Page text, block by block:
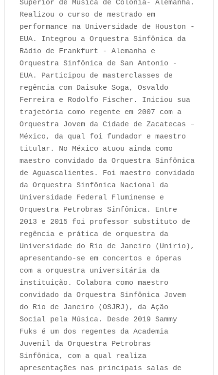
Superior de Música de Colônia- Alemanha.
Realizou o curso de mestrado em
performance na Universidade de Houston -
EUA. Integrou a Orquestra Sinfônica da
Rádio de Frankfurt - Alemanha e
Orquestra Sinfônica de San Antonio -
EUA. Participou de masterclasses de
regência com Daisuke Soga, Osvaldo
Ferreira e Rodolfo Fischer. Iniciou sua
trajetória como regente em 2007 com a
Orquestra Jovem da Cidade de Zacatecas –
México, da qual foi fundador e maestro
titular. No México atuou ainda como
maestro convidado da Orquestra Sinfônica
de Aguascalientes. Foi maestro convidado
da Orquestra Sinfônica Nacional da
Universidade Federal Fluminense e
Orquestra Petrobras Sinfônica. Entre
2013 e 2015 foi professor substituto de
regência e prática de orquestra da
Universidade do Rio de Janeiro (Unirio),
apresentando-se em concertos e óperas
com a orquestra universitária da
instituição. Colabora como maestro
convidado da Orquestra Sinfônica Jovem
do Rio de Janeiro (OSJRJ), da Ação
Social pela Música. Desde 2019 Sammy
Fuks é um dos regentes da Academia
Juvenil da Orquestra Petrobras
Sinfônica, com a qual realiza
apresentações nas principais salas de